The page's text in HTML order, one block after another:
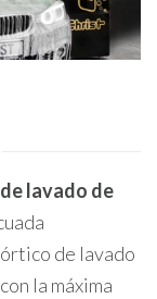
lavado de
de lavado
la máxima